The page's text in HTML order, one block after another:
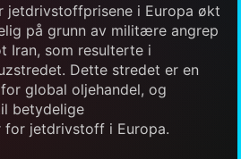
jetdrivstoffprisene i Europa økt
på grunn av militære angrep
Iran, som resulterte i
Dette stredet er en
global oljehandel, og
betydelige
for jetdrivstoff i Europa.